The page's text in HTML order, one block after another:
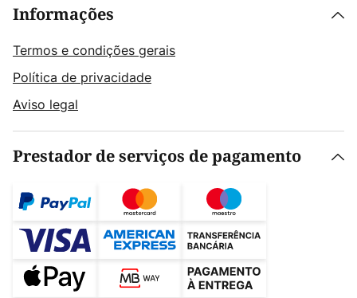
Informações
Termos e condições gerais
Política de privacidade
Aviso legal
Prestador de serviços de pagamento